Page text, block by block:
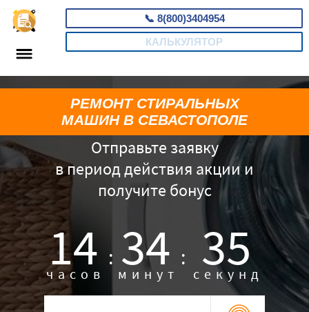
📞 8(800)3404954
КАЛЬКУЛЯТОР
Отправьте заявку
в период действия акции и
получите бонус
14 :
часов 34 :
минут 34
секунд
РЕМОНТ СТИРАЛЬНЫХ
МАШИН В СЕВАСТОПОЛЕ